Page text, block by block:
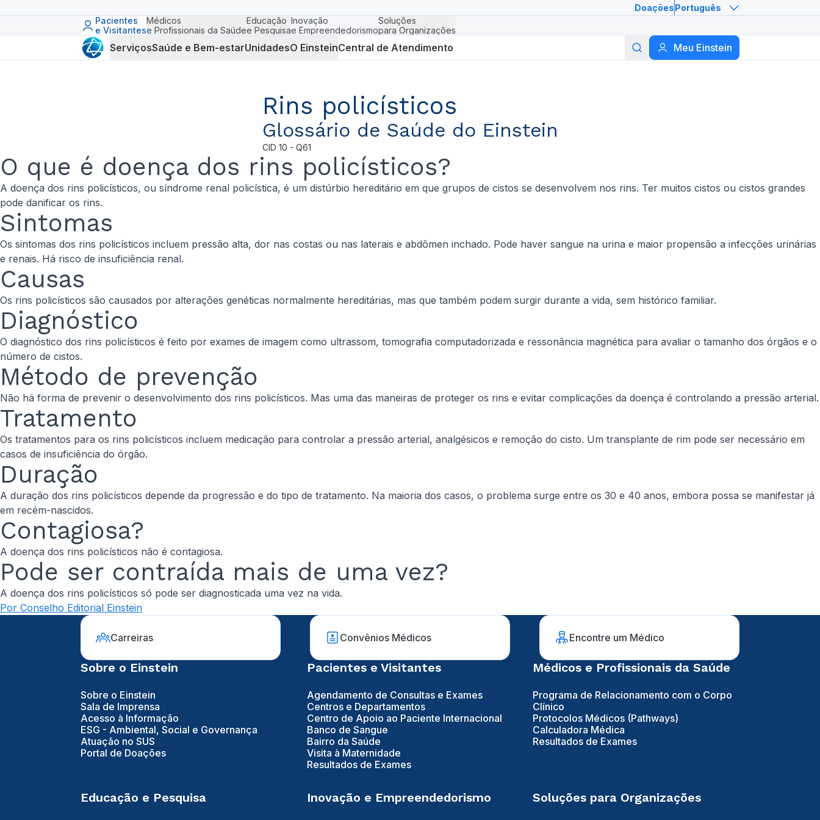
DoaçõesPortuguês
Pacientes
e Visitantes
Médicos
e Profissionais da Saúde
Educação
e Pesquisa
Inovação
e Empreendedorismo
Soluções
para Organizações
ServiçosSaúde e Bem-estarUnidadesO EinsteinCentral de Atendimento Meu Einstein
Buscar
Rins policísticos
Glossário de Saúde do Einstein
CID 10 - Q61
O que é doença dos rins policísticos?
A doença dos rins policísticos, ou síndrome renal policística, é um distúrbio hereditário em que grupos de cistos se desenvolvem nos rins. Ter muitos cistos ou cistos grandes
pode danificar os rins.
Sintomas
Os sintomas dos rins policísticos incluem pressão alta, dor nas costas ou nas laterais e abdômen inchado. Pode haver sangue na urina e maior propensão a infecções urinárias
e renais. Há risco de insuficiência renal.
Causas
Os rins policísticos são causados por alterações genéticas normalmente hereditárias, mas que também podem surgir durante a vida, sem histórico familiar.
Diagnóstico
O diagnóstico dos rins policísticos é feito por exames de imagem como ultrassom, tomografia computadorizada e ressonância magnética para avaliar o tamanho dos órgãos e o
número de cistos.
Método de prevenção
Não há forma de prevenir o desenvolvimento dos rins policísticos. Mas uma das maneiras de proteger os rins e evitar complicações da doença é controlando a pressão arterial.
Tratamento
Os tratamentos para os rins policísticos incluem medicação para controlar a pressão arterial, analgésicos e remoção do cisto. Um transplante de rim pode ser necessário em
casos de insuficiência do órgão.
Duração
A duração dos rins policísticos depende da progressão e do tipo de tratamento. Na maioria dos casos, o problema surge entre os 30 e 40 anos, embora possa se manifestar já
em recém-nascidos.
Contagiosa?
A doença dos rins policísticos não é contagiosa.
Pode ser contraída mais de uma vez?
A doença dos rins policísticos só pode ser diagnosticada uma vez na vida.
Por Conselho Editorial Einstein
Carreiras Convênios Médicos Encontre um Médico
Sobre o Einstein
Sobre o Einstein
Sala de Imprensa
Acesso à Informação
ESG - Ambiental, Social e Governança
Atuação no SUS
Portal de Doações
Pacientes e Visitantes
Agendamento de Consultas e Exames
Centros e Departamentos
Centro de Apoio ao Paciente Internacional
Banco de Sangue
Bairro da Saúde
Visita à Maternidade
Resultados de Exames
Médicos e Profissionais da Saúde
Programa de Relacionamento com o Corpo
Clínico
Protocolos Médicos (Pathways)
Calculadora Médica
Resultados de Exames
Educação e Pesquisa Inovação e Empreendedorismo Soluções para Organizações